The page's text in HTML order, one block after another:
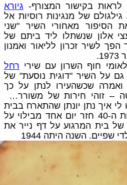
לראות בקישור המצורף- גיורא
של מנגינות רוסיות אל
הסיפור מאחורי השיר "שני
אלון שנשתלו ליד ביתם של
לשיר זכרון לליאור ואמנון
חוף השרון עם שירי רחל
על השיר "דוגית נוסעת" של
ואמרה שכשהעירו לנתן על כך
– זוהי חירות של משורר…
לי איך נתן יונתן שהתארח בבית
המרגוע של הקיבוץ בשנות ה-40 חזר יום אחד מבילוי על
של בית המרגוע על דף נייר את
השנה היתה 1944